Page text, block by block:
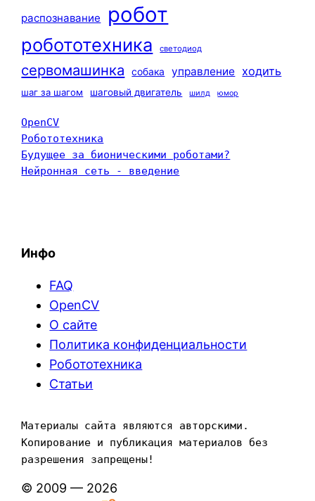
распознавание робот
робототехника светодиод
сервомашинка собака управление ходить
шаг за шагом шаговый двигатель шилд юмор
OpenCV
Робототехника
Будущее за бионическими роботами?
Нейронная сеть - введение
Инфо
FAQ
OpenCV
О сайте
Политика конфиденциальности
Робототехника
Статьи
Материалы сайта являются авторскими.
Копирование и публикация материалов без
разрешения запрещены!
© 2009 — 2026